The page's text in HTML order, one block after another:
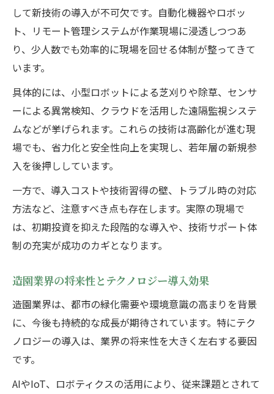
して新技術の導入が不可欠です。自動化機器やロボッ
ト、リモート管理システムが作業現場に浸透しつつあ
り、少人数でも効率的に現場を回せる体制が整ってきて
います。
具体的には、小型ロボットによる芝刈りや除草、センサ
ーによる異常検知、クラウドを活用した遠隔監視システ
ムなどが挙げられます。これらの技術は高齢化が進む現
場でも、省力化と安全性向上を実現し、若年層の新規参
入を後押ししています。
一方で、導入コストや技術習得の壁、トラブル時の対応
方法など、注意すべき点も存在します。実際の現場で
は、初期投資を抑えた段階的な導入や、技術サポート体
制の充実が成功のカギとなります。
造園業界の将来性とテクノロジー導入効果
造園業界は、都市の緑化需要や環境意識の高まりを背景
に、今後も持続的な成長が期待されています。特にテク
ノロジーの導入は、業界の将来性を大きく左右する要因
です。
AIやIoT、ロボティクスの活用により、従来課題とされて